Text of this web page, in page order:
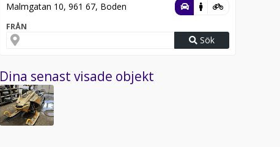
Malmgatan 10, 961 67, Boden
FRÅN
Sök
Dina senast visade objekt